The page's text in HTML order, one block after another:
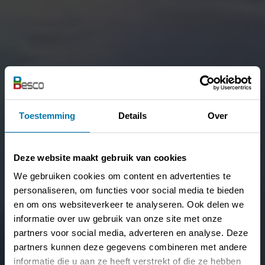
Toestemming Details Over
Deze website maakt gebruik van cookies
We gebruiken cookies om content en advertenties te
personaliseren, om functies voor social media te bieden
en om ons websiteverkeer te analyseren. Ook delen we
informatie over uw gebruik van onze site met onze
partners voor social media, adverteren en analyse. Deze
partners kunnen deze gegevens combineren met andere
informatie die u aan ze heeft verstrekt of die ze hebben